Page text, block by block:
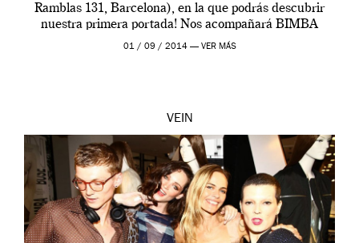
Ramblas 131, Barcelona), en la que podrás descubrir
nuestra primera portada! Nos acompañará BIMBA
BOSÉ junto a CHARLIE CENTA, que escogeran los
01 / 09 / 2014 — VER MÁS
VEIN